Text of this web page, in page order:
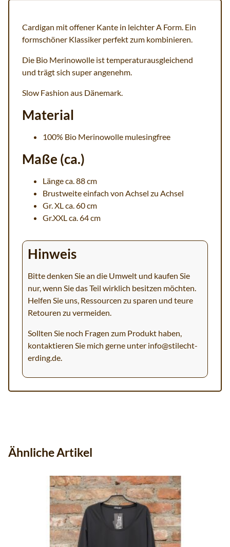
Cardigan mit offener Kante in leichter A Form. Ein
formschöner Klassiker perfekt zum kombinieren.
Die Bio Merinowolle ist temperaturausgleichend
und trägt sich super angenehm.
Slow Fashion aus Dänemark.
Material
100% Bio Merinowolle mulesingfree
Maße (ca.)
Länge ca. 88 cm
Brustweite einfach von Achsel zu Achsel
Gr. XL ca. 60 cm
Gr.XXL ca. 64 cm
Hinweis
Bitte denken Sie an die Umwelt und kaufen Sie
nur, wenn Sie das Teil wirklich besitzen möchten.
Helfen Sie uns, Ressourcen zu sparen und teure
Retouren zu vermeiden.
Sollten Sie noch Fragen zum Produkt haben,
kontaktieren Sie mich gerne unter info@stilecht-
erding.de.
Ähnliche Artikel